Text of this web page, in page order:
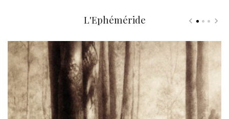
L'Ephéméride